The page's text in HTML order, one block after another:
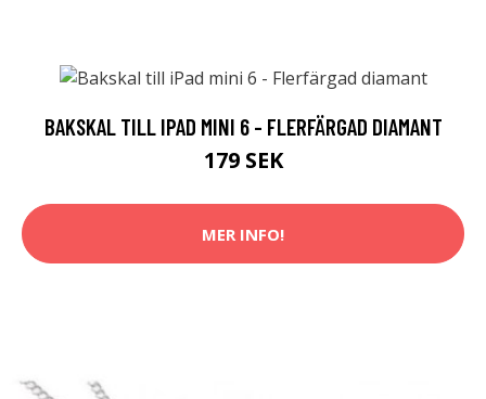
BAKSKAL TILL IPAD MINI 6 - FLERFÄRGAD DIAMANT
179 SEK
MER INFO!